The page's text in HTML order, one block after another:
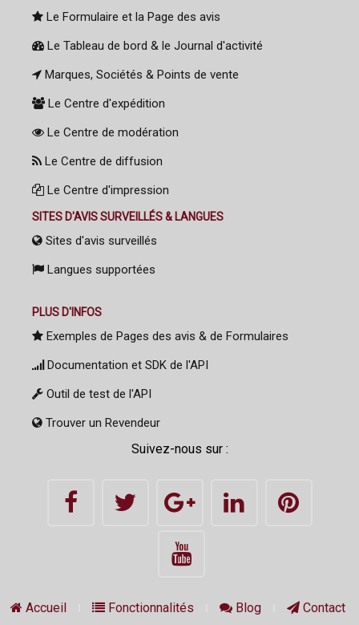
Le Formulaire et la Page des avis
Le Tableau de bord & le Journal d'activité
Marques, Sociétés & Points de vente
Le Centre d'expédition
Le Centre de modération
Le Centre de diffusion
Le Centre d'impression
SITES D'AVIS SURVEILLÉS & LANGUES
Sites d'avis surveillés
Langues supportées
PLUS D'INFOS
Exemples de Pages des avis & de Formulaires
Documentation et SDK de l'API
Outil de test de l'API
Trouver un Revendeur
Suivez-nous sur :
Accueil Fonctionnalités Blog Contact